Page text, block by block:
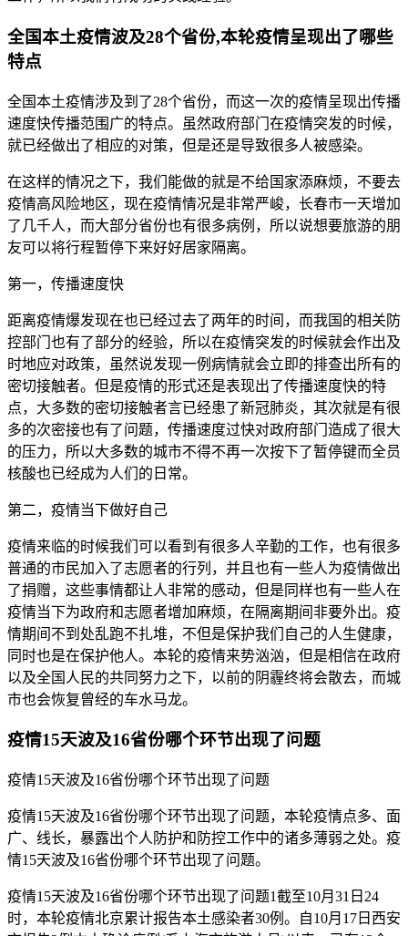
全国本土疫情波及28个省份,本轮疫情呈现出了哪些
特点
全国本土疫情涉及到了28个省份，而这一次的疫情呈现出传播
速度快传播范围广的特点。虽然政府部门在疫情突发的时候，
就已经做出了相应的对策，但是还是导致很多人被感染。
在这样的情况之下，我们能做的就是不给国家添麻烦，不要去
疫情高风险地区，现在疫情情况是非常严峻，长春市一天增加
了几千人，而大部分省份也有很多病例，所以说想要旅游的朋
友可以将行程暂停下来好好居家隔离。
第一，传播速度快
距离疫情爆发现在也已经过去了两年的时间，而我国的相关防
控部门也有了部分的经验，所以在疫情突发的时候就会作出及
时地应对政策，虽然说发现一例病情就会立即的排查出所有的
密切接触者。但是疫情的形式还是表现出了传播速度快的特
点，大多数的密切接触者言已经患了新冠肺炎，其次就是有很
多的次密接也有了问题，传播速度过快对政府部门造成了很大
的压力，所以大多数的城市不得不再一次按下了暂停键而全员
核酸也已经成为人们的日常。
第二，疫情当下做好自己
疫情来临的时候我们可以看到有很多人辛勤的工作，也有很多
普通的市民加入了志愿者的行列，并且也有一些人为疫情做出
了捐赠，这些事情都让人非常的感动，但是同样也有一些人在
疫情当下为政府和志愿者增加麻烦，在隔离期间非要外出。疫
情期间不到处乱跑不扎堆，不但是保护我们自己的人生健康，
同时也是在保护他人。本轮的疫情来势汹汹，但是相信在政府
以及全国人民的共同努力之下，以前的阴霾终将会散去，而城
市也会恢复曾经的车水马龙。
疫情15天波及16省份哪个环节出现了问题
疫情15天波及16省份哪个环节出现了问题
疫情15天波及16省份哪个环节出现了问题，本轮疫情点多、面
广、线长，暴露出个人防护和防控工作中的诸多薄弱之处。疫
情15天波及16省份哪个环节出现了问题。
疫情15天波及16省份哪个环节出现了问题1截至10月31日24
时，本轮疫情北京累计报告本土感染者30例。自10月17日西安